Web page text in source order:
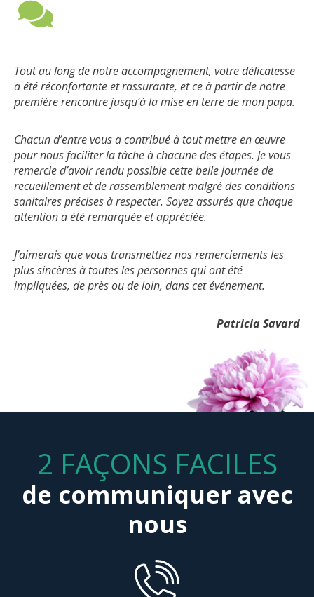
Tout au long de notre accompagnement, votre délicatesse
a été réconfortante et rassurante, et ce à partir de notre
première rencontre jusqu’à la mise en terre de mon papa.
Chacun d’entre vous a contribué à tout mettre en œuvre
pour nous faciliter la tâche à chacune des étapes. Je vous
remercie d’avoir rendu possible cette belle journée de
recueillement et de rassemblement malgré des conditions
sanitaires précises à respecter. Soyez assurés que chaque
attention a été remarquée et appréciée.
J’aimerais que vous transmettiez nos remerciements les
plus sincères à toutes les personnes qui ont été
impliquées, de près ou de loin, dans cet événement.
Patricia Savard
2 FAÇONS FACILES
de communiquer avec
nous